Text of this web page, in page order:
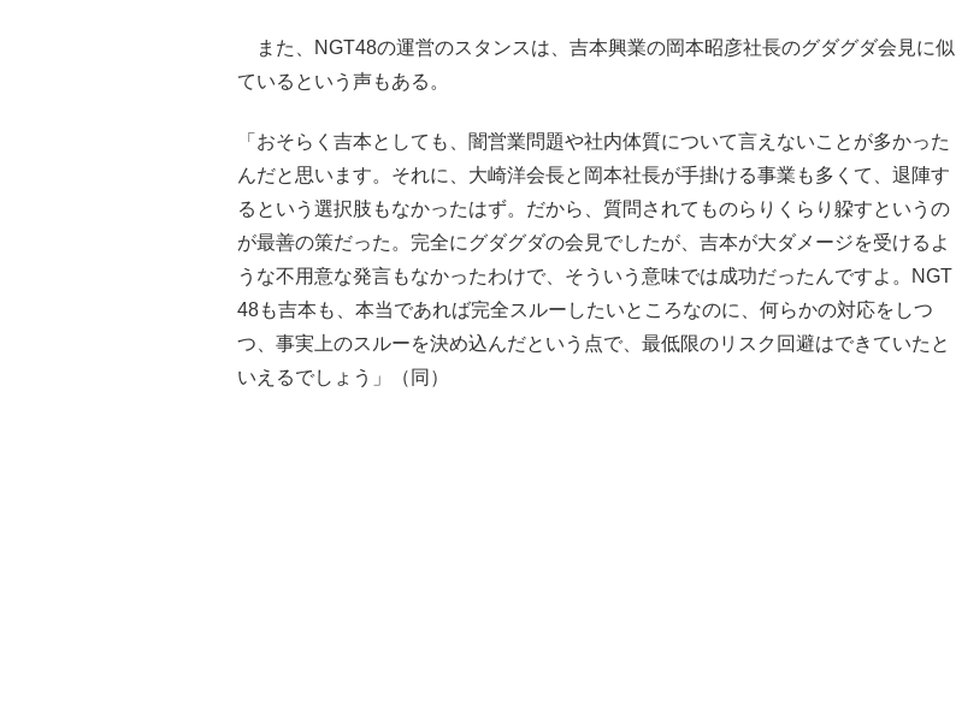
また、NGT48の運営のスタンスは、吉本興業の岡本昭彦社長のグダグダ会見に似
ているという声もある。
「おそらく吉本としても、闇営業問題や社内体質について言えないことが多かった
んだと思います。それに、大崎洋会長と岡本社長が手掛ける事業も多くて、退陣す
るという選択肢もなかったはず。だから、質問されてものらりくらり躱すというの
が最善の策だった。完全にグダグダの会見でしたが、吉本が大ダメージを受けるよ
うな不用意な発言もなかったわけで、そういう意味では成功だったんですよ。NGT
48も吉本も、本当であれば完全スルーしたいところなのに、何らかの対応をしつ
つ、事実上のスルーを決め込んだという点で、最低限のリスク回避はできていたと
いえるでしょう」（同）